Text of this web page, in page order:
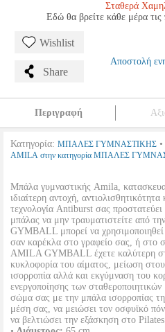
Σταθερά
Εδώ θα βρείτε κάθε μέρα τις
Wishlist
Share
Αποστολή
Περιγραφή
Κατηγορία: ΜΠΑΛΕΣ ΓΥΜΝΑΣΤΙΚΗΣ •
AMILA στην κατηγορία ΜΠΑΛΕΣ
Μπάλα γυμναστικής Amila,
ιδιαίτερη αντοχή,
τεχνολογία Antiburst σας
μπάλας να μην τραυματιστείτε από
GYMBALL μπορεί να
σαν καρέκλα στο γραφείο σας, ή στο
AMILA GYMBALL έχετε καλύτερη
κυκλοφορία του αίματος, μείωση
ισορροπία αλλά και εκγύμναση του
ενεργοποίησης των
σώμα σας με την μπάλα ισορροπίας
μέση σας, να μειώσει τον οσφυϊκό
να βελτιώσει την εξάσκηση στο